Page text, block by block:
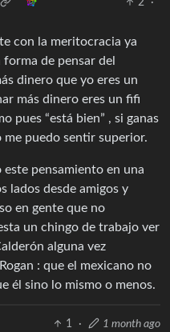
2
·
con la meritocracia ya
de pensar del
dinero que yo eres un
más dinero eres un fifi
pues “está bien” , si ganas
me puedo sentir superior.
pensamiento en una
lados desde amigos y
en gente que no
un chingo de trabajo ver
alguna vez
: que el mexicano no
él sino lo mismo o menos.
1 · 1 month ago